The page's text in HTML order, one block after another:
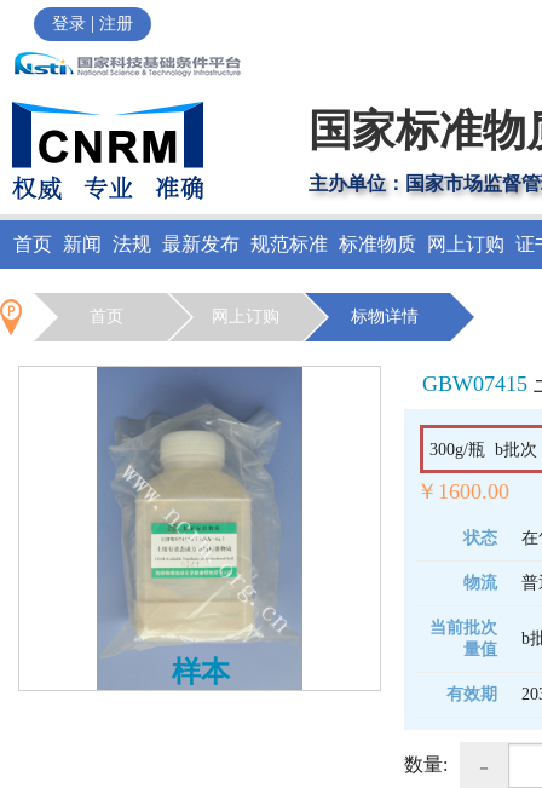
登录 | 注册
国家标准
主办单位：国家市场监督
首页 新闻 法规 最新发布 规范标准 标准物质 网上订购 证
首页 网上订购 标物详情
样本
GBW07415
300g/瓶 b批次
￥1600.00
状态 在
物流 普
当前批次
量值
b
有效期
数量: -